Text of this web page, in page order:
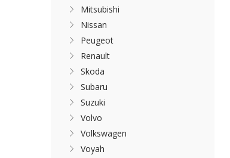
Mitsubishi
Nissan
Peugeot
Renault
Skoda
Subaru
Suzuki
Volvo
Volkswagen
Voyah